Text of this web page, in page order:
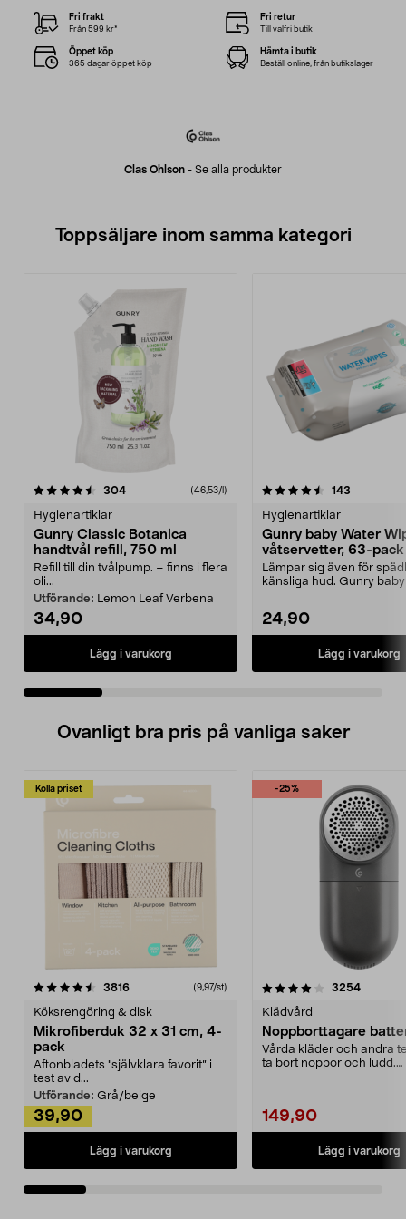
Clas Ohlson - Se alla produkter
Fri frakt
Från 599 kr*
Fri retur
Till valfri butik
Öppet köp
365 dagar öppet köp
Hämta i butik
Beställ online, från butikslager
Toppsäljare inom samma kategori
304recensioner (46,53/l)
Hygienartiklar
Gunry Classic Botanica
handtvål refill, 750 ml
Refill till din tvålpump. – finns i flera
oli...
Utförande: Lemon Leaf Verbena
34,90
Lägg i varukorg
4.5 av 5 stjärnor 143
Hygienartiklar
Gunry baby Water
våtservetter, 63-pack
Lämpar sig även för
känsliga hud. Gunry
24,90
Lägg i varukorg
4.5 av 5 stjärnor
Ovanligt bra pris på vanliga saker
Kolla priset
3816recensioner (9,97/st)
Köksrengöring & disk
Mikrofiberduk 32 x 31 cm, 4-
pack
Aftonbladets "självklara favorit” i
test av d...
Utförande: Grå/beige
39,90
Lägg i varukorg
-25%
4.0av 5 stjärnor 3254
Klädvård
Noppborttagare
Vårda kläder och andra
ta bort noppor och ludd.
149,90
Lägg i varukorg
4.5av 5 stjärnor